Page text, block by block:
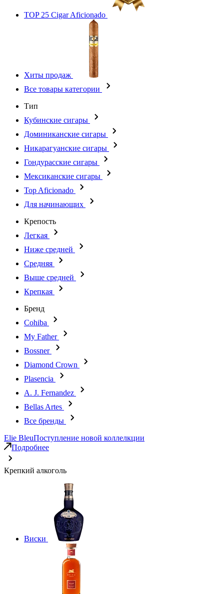
TOP 25 Cigar Aficionado
Хиты продаж
Все товары категории
Тип
Кубинские сигары
Доминиканские сигары
Никарагуанские сигары
Гондурасские сигары
Мексиканские сигары
Top Aficionado
Для начинающих
Крепость
Легкая
Ниже средней
Средняя
Выше средней
Крепкая
Бренд
Cohiba
My Father
Bossner
Diamond Crown
Plasencia
A. J. Fernandez
Bellas Artes
Все бренды
Elie BleuПоступление новой коллелкции
Подробнее
Крепкий алкоголь
Виски